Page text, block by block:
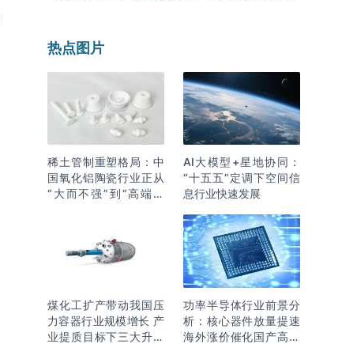
热点图片
稀土管制重塑格局：中
国氧化铝陶瓷行业正从
“大而不强”到“高端突
AI大模型+星地协同：
“十五五”定调下空间信
息行业快速发展
煤化工扩产带动我国压
力容器行业规模增长 产
业提质目标下三大升级
功率半导体行业前景分
析：核心器件放量提速
海外涨价催化国产高端